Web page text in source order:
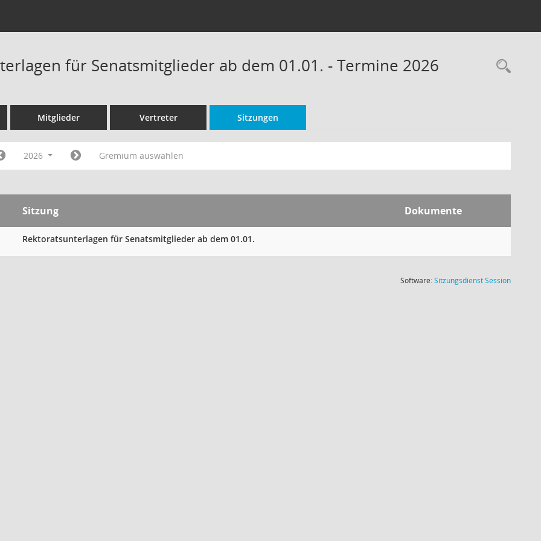
für Senatsmitglieder ab dem 01.01. - Termine 2026
Mitglieder Vertreter Sitzungen
2026 Gremium auswählen
Sitzung Dokumente
Rektoratsunterlagen für Senatsmitglieder ab dem 01.01.
Software:SitzungsdienstSession(Wird in